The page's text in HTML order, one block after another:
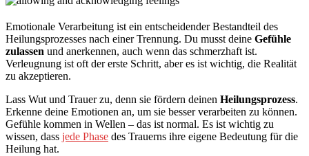
Emotionale Verarbeitung ist ein entscheidender Bestandteil des
Heilungsprozesses nach einer Trennung. Du musst deine Gefühle
zulassen und anerkennen, auch wenn das schmerzhaft ist.
Verleugnung ist oft der erste Schritt, aber es ist wichtig, die Realität
zu akzeptieren.
Lass Wut und Trauer zu, denn sie fördern deinen Heilungsprozess.
Erkenne deine Emotionen an, um sie besser verarbeiten zu können.
Gefühle kommen in Wellen – das ist normal. Es ist wichtig zu
wissen, dass jede Phase des Trauerns ihre eigene Bedeutung für die
Heilung hat.